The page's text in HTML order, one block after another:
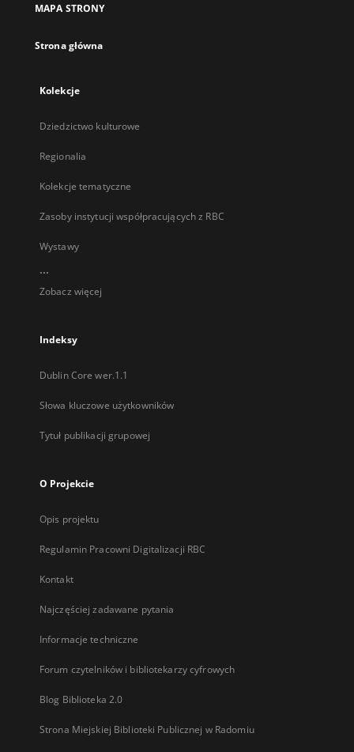
karcie
MAPA STRONY
Strona główna
Kolekcje
Dziedzictwo kulturowe
Regionalia
Kolekcje tematyczne
Zasoby instytucji współpracujących z RBC
Wystawy
...
Zobacz więcej
Indeksy
Dublin Core wer.1.1
Słowa kluczowe użytkowników
Tytuł publikacji grupowej
O Projekcie
Opis projektu
Regulamin Pracowni Digitalizacji RBC
Kontakt
Najczęściej zadawane pytania
Informacje techniczne
Forum czytelników i bibliotekarzy cyfrowych
Blog Biblioteka 2.0
Strona Miejskiej Biblioteki Publicznej w Radomiu